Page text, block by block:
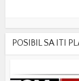
POSIBIL SA ITI